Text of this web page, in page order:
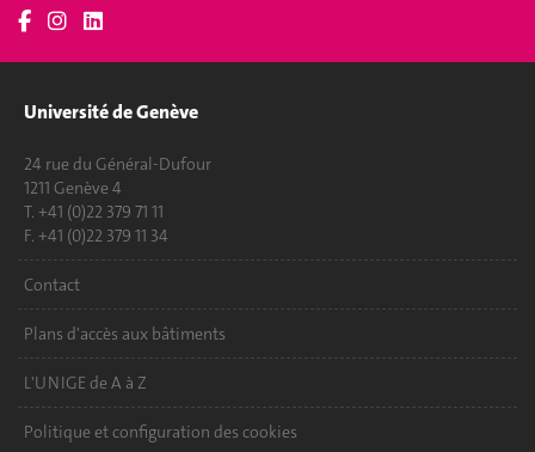
Université de Genève
24 rue du Général-Dufour
1211 Genève 4
T. +41 (0)22 379 71 11
F. +41 (0)22 379 11 34
Contact
Plans d'accès aux bâtiments
L'UNIGE de A à Z
Politique et configuration des cookies